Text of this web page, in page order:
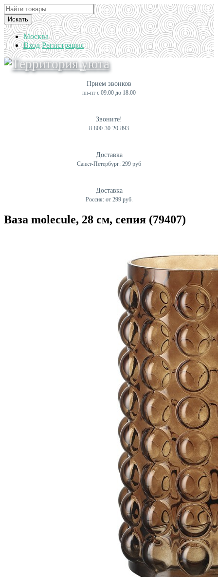
Искать
Москва
Вход Регистрация
Прием звонков
пн-пт с 09:00 до 18:00
Звоните!
8-800-30-20-893
Доставка
Санкт-Петербург: 299 руб
Доставка
Россия: от 299 руб.
Ваза molecule, 28 см, сепия (79407)